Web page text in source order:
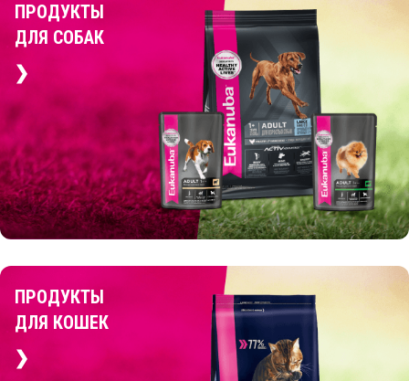
ПРОДУКТЫ
ДЛЯ СОБАК
ПРОДУКТЫ
ДЛЯ КОШЕК